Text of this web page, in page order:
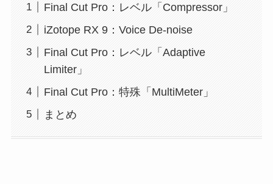
Final Cut Pro：レベル「Compressor」
iZotope RX 9：Voice De-noise
Final Cut Pro：レベル「Adaptive
Limiter」
Final Cut Pro：特殊「MultiMeter」
まとめ